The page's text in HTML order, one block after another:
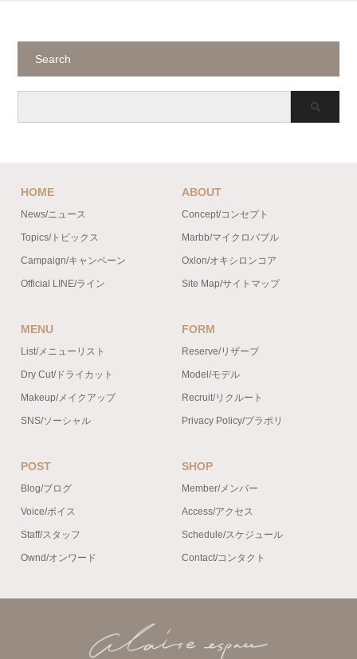
Search
HOME
News/ニュース
Topics/トピックス
Campaign/キャンペーン
Official LINE/ライン
ABOUT
Concept/コンセプト
Marbb/マイクロバブル
Oxlon/オキシロンコア
Site Map/サイトマップ
MENU
List/メニューリスト
Dry Cut/ドライカット
Makeup/メイクアップ
SNS/ソーシャル
FORM
Reserve/リザーブ
Model/モデル
Recruit/リクルート
Privacy Policy/プラポリ
POST
Blog/ブログ
Voice/ボイス
Staff/スタッフ
Ownd/オンワード
SHOP
Member/メンバー
Access/アクセス
Schedule/スケジュール
Contact/コンタクト